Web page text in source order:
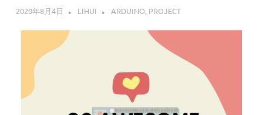
2020年8月4日 LIHUI ARDUINO, PROJECT